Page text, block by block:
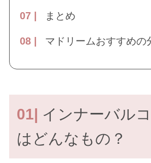
まとめ
マドリームおすすめの
01| インナーバル
はどんなもの？